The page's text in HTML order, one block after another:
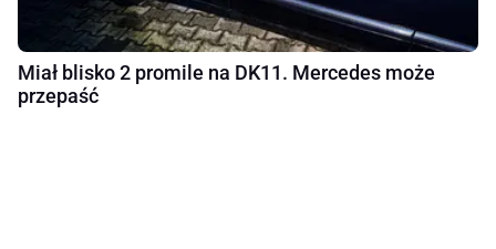
Miał blisko 2 promile na DK11. Mercedes może
przepaść